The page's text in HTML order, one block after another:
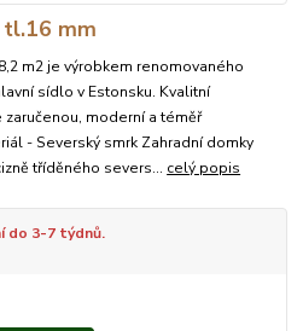
tl.16 mm
m2 je výrobkem renomovaného
sídlo v Estonsku. Kvalitní
moderní a téměř
- Severský smrk Zahradní domky
tříděného severs... celý popis
do 3-7 týdnů.